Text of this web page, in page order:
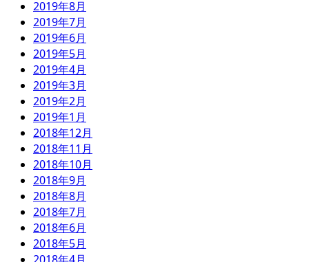
2019年8月
2019年7月
2019年6月
2019年5月
2019年4月
2019年3月
2019年2月
2019年1月
2018年12月
2018年11月
2018年10月
2018年9月
2018年8月
2018年7月
2018年6月
2018年5月